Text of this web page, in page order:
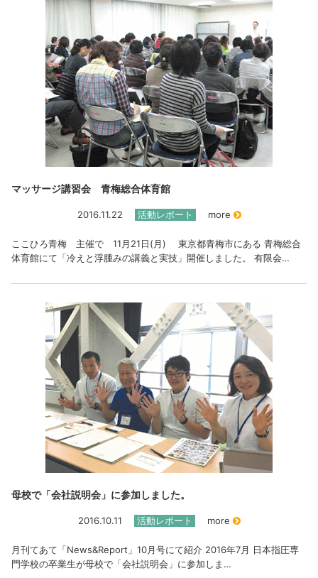
マッサージ講習会 青梅総合体育館
2016.11.22 活動レポート more
ここひろ青梅 主催で 11月21日(月) 東京都青梅市にある 青梅総合
体育館にて「冷えと浮腫みの講義と実技」開催しました。 有限会…
母校で「会社説明会」に参加しました。
2016.10.11 活動レポート more
月刊てあて「News&Report」10月号にて紹介 2016年7月 日本指圧専
門学校の卒業生が母校で「会社説明会」に参加しま…